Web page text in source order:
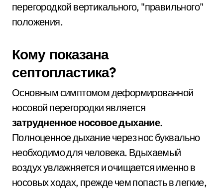
перегородкой вертикального, "правильного"
положения.
Кому показана
септопластика?
Основным симптомом деформированной
носовой перегородки является
затрудненное носовое дыхание.
Полноценное дыхание через нос буквально
необходимо для человека. Вдыхаемый
воздух увлажняется и очищается именно в
носовых ходах, прежде чем попасть в легкие,